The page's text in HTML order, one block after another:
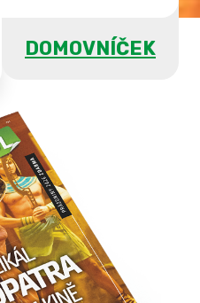
DOMOVNÍČEK